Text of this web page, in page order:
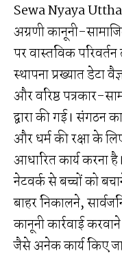
Sewa Nyaya
अग्रणी कानूनी-
पर वास्तविक
स्थापना प्रख्यात डेटा
और वरिष्ठ पत्रकार-
द्वारा की गई। संगठन
और धर्म की रक्षा के
आधारित कार्य करना
नेटवर्क से बच्चों को
बाहर निकालने,
कानूनी कार्रवाई
जैसे अनेक कार्य किए